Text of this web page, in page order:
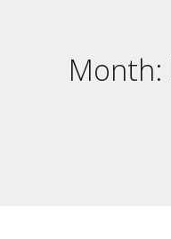
Month: